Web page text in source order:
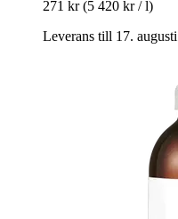
271 kr (5 420 kr / l)
Leverans till 17. augusti